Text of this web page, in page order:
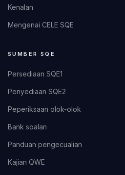
Kenalan
Mengenai CELE SQE
SUMBER SQE
Persediaan SQE1
Penyediaan SQE2
Peperiksaan olok-olok
Bank soalan
Panduan pengecualian
Kajian QWE